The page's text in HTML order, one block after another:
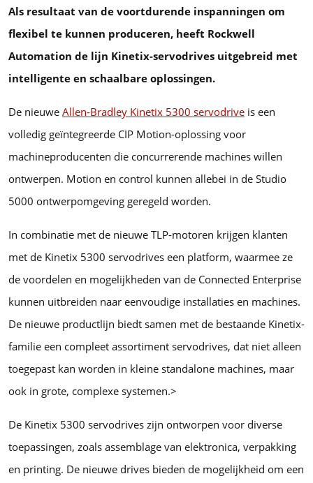
Als resultaat van de voortdurende inspanningen om
flexibel te kunnen produceren, heeft Rockwell
Automation de lijn Kinetix-servodrives uitgebreid met
intelligente en schaalbare oplossingen.
De nieuwe Allen‑Bradley Kinetix 5300 servodrive is een
volledig geïntegreerde CIP Motion-oplossing voor
machineproducenten die concurrerende machines willen
ontwerpen. Motion en control kunnen allebei in de Studio
5000 ontwerpomgeving geregeld worden.
In combinatie met de nieuwe TLP-motoren krijgen klanten
met de Kinetix 5300 servodrives een platform, waarmee ze
de voordelen en mogelijkheden van de Connected Enterprise
kunnen uitbreiden naar eenvoudige installaties en machines.
De nieuwe productlijn biedt samen met de bestaande Kinetix-
familie een compleet assortiment servodrives, dat niet alleen
toegepast kan worden in kleine standalone machines, maar
ook in grote, complexe systemen.>
De Kinetix 5300 servodrives zijn ontworpen voor diverse
toepassingen, zoals assemblage van elektronica, verpakking
en printing. De nieuwe drives bieden de mogelijkheid om een